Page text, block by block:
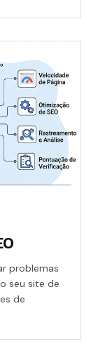
problemas
seu site de
de